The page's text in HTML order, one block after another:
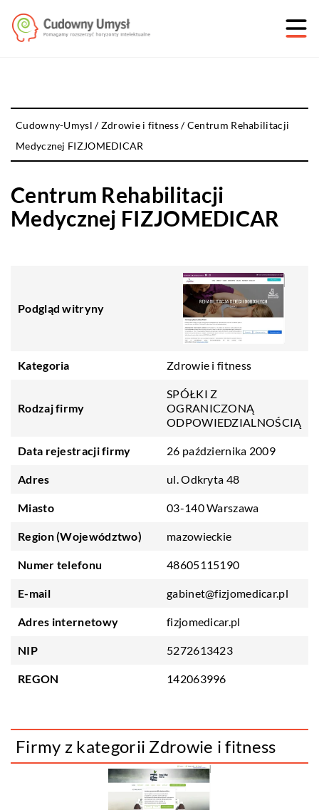
Cudowny-Umysl /Zdrowie i fitness/Centrum Rehabilitacji
Medycznej FIZJOMEDICAR
Centrum Rehabilitacji
Medycznej FIZJOMEDICAR
Podgląd witryny
Kategoria Zdrowie i fitness
Rodzaj firmy
SPÓŁKI Z
OGRANICZONĄ
ODPOWIEDZIALNOŚCIĄ
Data rejestracji firmy 26 października 2009
Adres ul. Odkryta 48
Miasto 03-140 Warszawa
Region (Województwo) mazowieckie
Numer telefonu 48605115190
E-mail gabinet@fizjomedicar.pl
Adres internetowy fizjomedicar.pl
NIP 5272613423
REGON 142063996
Firmy z kategorii Zdrowie i fitness